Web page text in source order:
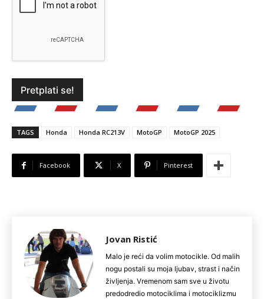
TAGS Honda Honda RC213V MotoGP MotoGP 2025
Facebook X Pinterest
Jovan Ristić
Malo je reći da volim motocikle. Od malih
nogu postali su moja ljubav, strast i način
življenja. Vremenom sam sve u životu
predodredio motociklima i motociklizmu